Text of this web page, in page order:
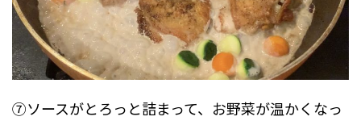
⑦ソースがとろっと詰まって、お野菜が温かくなっ